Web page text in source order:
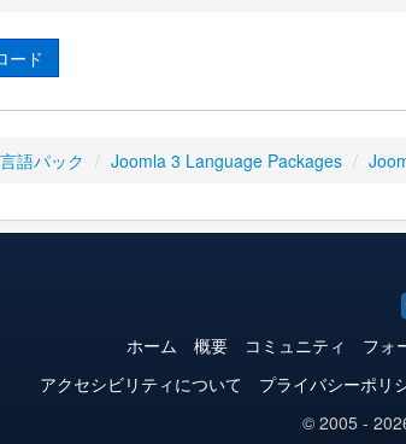
ード
言語パック / Joomla 3 Language Packages /
ホーム 概要 コミュニティ フォ
アクセシビリティについて
プライバシーポリ
© 2005 -